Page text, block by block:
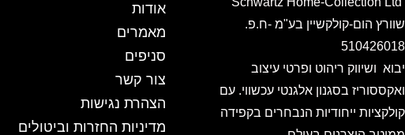
שוורץ הום-קולקשיין בע"מ -ח.פ.
510426018
יבוא ושיווק ריהוט ופרטי עיצוב
ואקססוריז בסגנון אלגנטי עכשווי. עם
קולקציות ייחודיות הנבחרים בקפידה
אודות
מאמרים
סניפים
צור קשר
הצהרת נגישות
מדיניות החזרות וביטולים